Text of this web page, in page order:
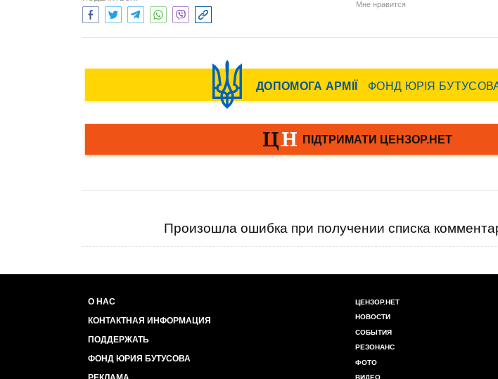
Мне нравится
Произошла ошибка при получении списка
О НАС
КОНТАКТНАЯ ИНФОРМАЦИЯ
ПОДДЕРЖАТЬ
ФОНД ЮРИЯ БУТУСОВА
ЦЕНЗОР.НЕТ
НОВОСТИ
СОБЫТИЯ
РЕЗОНАНС
ФОТО
ВИДЕО